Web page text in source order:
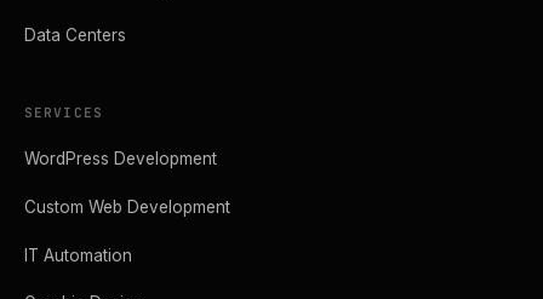
Data Centers
SERVICES
WordPress Development
Custom Web Development
IT Automation